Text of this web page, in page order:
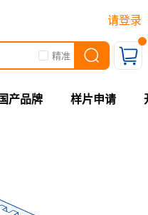
请登录
精准
国产品牌 样片申请